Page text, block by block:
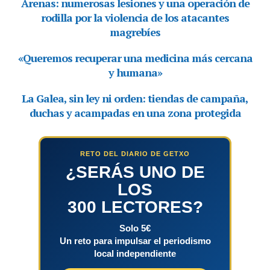
RETO DEL DIARIO DE GETXO
¿SERÁS UNO DE
LOS
300 LECTORES?
Solo 5€
Un reto para impulsar el periodismo
local independiente